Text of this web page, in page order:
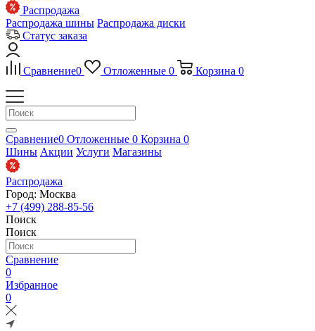
Распродажа
Распродажа шины Распродажа диски
Статус заказа
Сравнение0 Отложенные 0 Корзина 0
Сравнение0 Отложенные 0 Корзина 0
Шины Акции Услуги Магазины
Распродажа
Город: Москва
+7 (499) 288-85-56
Поиск
Поиск
Сравнение
0
Избранное
0